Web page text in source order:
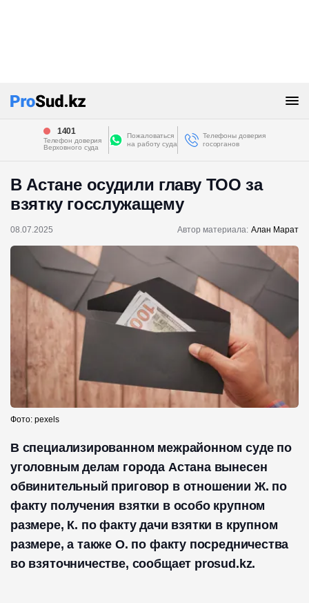
1401
Телефон доверия
Верховного суда
Пожаловаться
на работу суда
Телефоны доверия
госорганов
В Астане осудили главу ТОО за
взятку госслужащему
08.07.2025 Автор материала: Алан Марат
Фото: pexels
В специализированном межрайонном суде по
уголовным делам города Астана вынесен
обвинительный приговор в отношении Ж. по
факту получения взятки в особо крупном
размере, К. по факту дачи взятки в крупном
размере, а также О. по факту посредничества
во взяточничестве, сообщает prosud.kz.